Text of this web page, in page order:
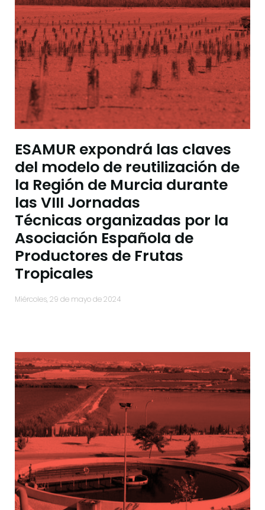
ESAMUR expondrá las claves
del modelo de reutilización de
la Región de Murcia durante
las VIII Jornadas
Técnicas organizadas por la
Asociación Española de
Productores de Frutas
Tropicales
miércoles, 29 de mayo de 2024